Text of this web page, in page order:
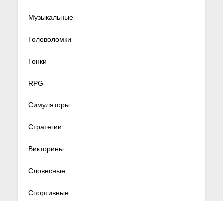
Музыкальные
Головоломки
Гонки
RPG
Симуляторы
Стратегии
Викторины
Словесные
Спортивные